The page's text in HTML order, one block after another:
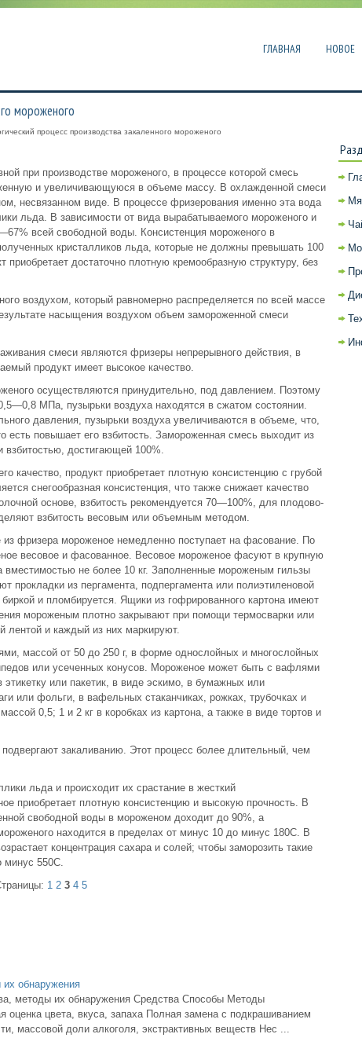
ГЛАВНАЯ НОВОЕ
мороженого
процесс производства закаленного мороженого
при производстве мороженого, в процессе которой смесь
и увеличивающуюся в объеме массу. В охлажденной смеси
несвязанном виде. В процессе фризерования именно эта вода
льда. В зависимости от вида вырабатываемого мороженого и
всей свободной воды. Консистенция мороженого в
кристалликов льда, которые не должны превышать 100
достаточно плотную кремообразную структуру, без
воздухом, который равномерно распределяется по всей массе
насыщения воздухом объем замороженной смеси
смеси являются фризеры непрерывного действия, в
продукт имеет высокое качество.
осуществляются принудительно, под давлением. Поэтому
МПа, пузырьки воздуха находятся в сжатом состоянии.
давления, пузырьки воздуха увеличиваются в объеме, что,
повышает его взбитость. Замороженная смесь выходит из
взбитостью, достигающей 100%.
качество, продукт приобретает плотную консистенцию с грубой
снегообразная консистенция, что также снижает качество
основе, взбитость рекомендуется 70—100%, для плодово-
взбитость весовым или объемным методом.
фризера мороженое немедленно поступает на фасование. По
весовое и фасованное. Весовое мороженое фасуют в крупную
вместимостью не более 10 кг. Заполненные мороженым гильзы
из пергамента, подпергамента или полиэтиленовой
и пломбируется. Ящики из гофрированного картона имеют
мороженым плотно закрывают при помощи термосварки или
лентой и каждый из них маркируют.
массой от 50 до 250 г, в форме однослойных и многослойных
или усеченных конусов. Мороженое может быть с вафлями
или пакетик, в виде эскимо, в бумажных или
или фольги, в вафельных стаканчиках, рожках, трубочках и
0,5; 1 и 2 кг в коробках из картона, а также в виде тортов и
закаливанию. Этот процесс более длительный, чем
льда и происходит их срастание в жесткий
приобретает плотную консистенцию и высокую прочность. В
свободной воды в мороженом доходит до 90%, а
находится в пределах от минус 10 до минус 180С. В
концентрация сахара и солей; чтобы заморозить такие
минус 550С.
1 2 3 4 5
обнаружения
методы их обнаружения Средства Способы Методы
оценка цвета, вкуса, запаха Полная замена с подкрашиванием
массовой доли алкоголя, экстрактивных веществ Нес ...